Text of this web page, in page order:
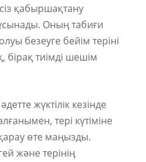
қабыршақтану
Оның табиғи
безеуге бейім теріні
бірақ тиімді шешім
жүктілік кезінде
тері күтіміне
өте маңызды.
және терінің